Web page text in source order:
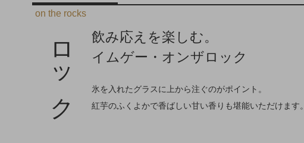
on the rocks
ロック
飲み応えを楽しむ。
イムゲー・オンザロック
氷を入れたグラスに上から注ぐのがポイント。
紅芋のふくよかで香ばしい甘い香りも堪能いただけます。